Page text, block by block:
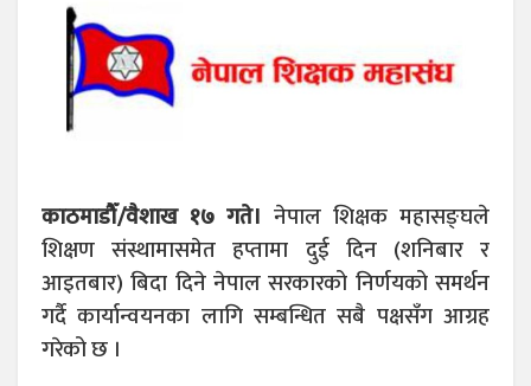
काठमाडौँ/वैशाख १७ गते। नेपाल शिक्षक महासङ्घले
शिक्षण संस्थामासमेत हप्तामा दुई दिन (शनिबार र
आइतबार) बिदा दिने नेपाल सरकारको निर्णयको समर्थन
गर्दै कार्यान्वयनका लागि सम्बन्धित सबै पक्षसँग आग्रह
गरेको छ ।